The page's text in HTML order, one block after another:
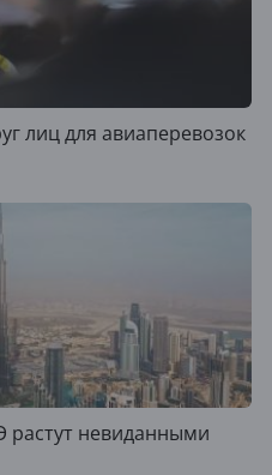
лиц для авиаперевозок
растут невиданными